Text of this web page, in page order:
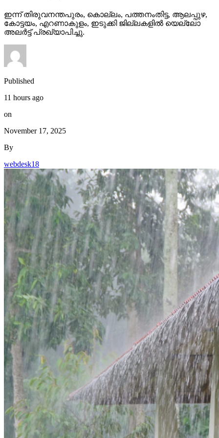
ഇന്ന് തിരുവനന്തപുരം, കൊല്ലം, പത്തനംതിട്ട, ആലപ്പുഴ,
കോട്ടയം, എറണാകുളം, ഇടുക്കി ജില്ലകളില്‍ യെല്ലോ
അലര്‍ട്ട് പ്രഖ്യാപിച്ചു.
Published
11 hours ago
on
November 17, 2025
By
webdesk18